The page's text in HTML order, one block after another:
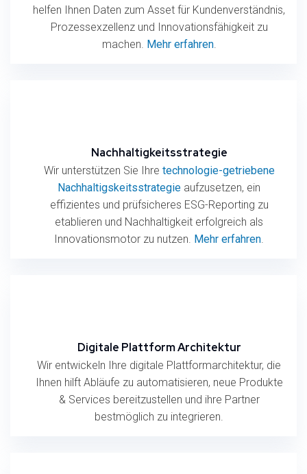
helfen Ihnen Daten zum Asset für Kundenverständnis,
Prozessexzellenz und Innovationsfähigkeit zu
machen. Mehr erfahren.
Nachhaltigkeitsstrategie
Wir unterstützen Sie Ihre technologie-getriebene
Nachhaltigskeitsstrategie aufzusetzen, ein
effizientes und prüfsicheres ESG-Reporting zu
etablieren und Nachhaltigkeit erfolgreich als
Innovationsmotor zu nutzen. Mehr erfahren
Digitale Plattform Architektur
Wir entwickeln Ihre digitale Plattformarchitektur, die
Ihnen hilft Abläufe zu automatisieren, neue Produkte
& Services bereitzustellen und ihre Partner
bestmöglich zu integrieren.